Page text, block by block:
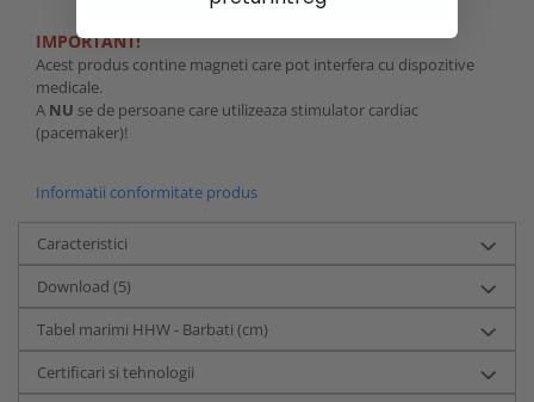
IMPORTANT!
Acest produs contine magneti care pot interfera cu dispozitive
medicale.
A NU se de persoane care utilizeaza stimulator cardiac
(pacemaker)!
Informatii conformitate produs
Caracteristici
Download (5)
Tabel marimi HHW - Barbati (cm)
Certificari si tehnologii